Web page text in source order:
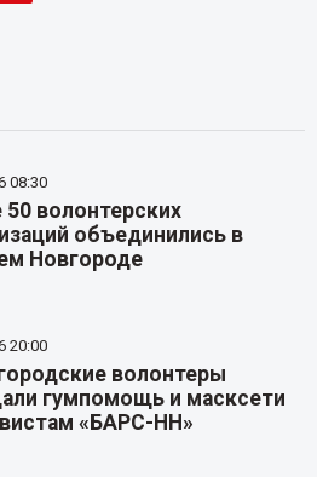
08:30
50 волонтерских
объединились в
Новгороде
20:00
волонтеры
гумпомощь и масксети
«БАРС-НН»